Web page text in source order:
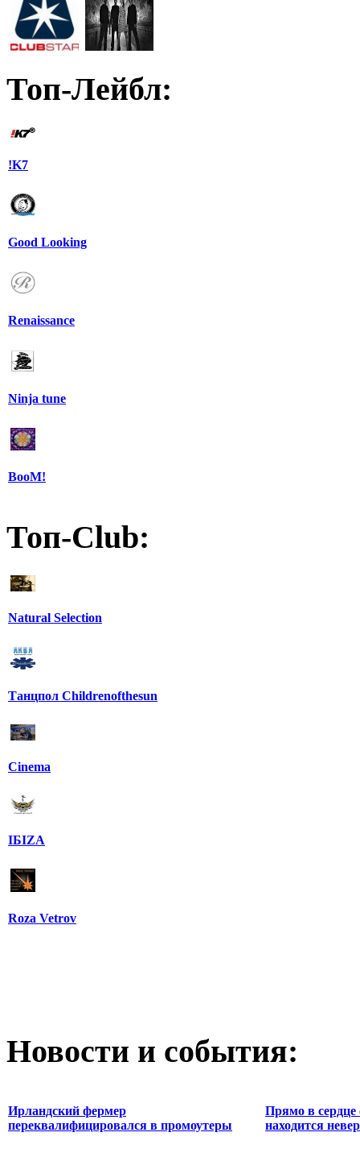
Топ-Лейбл:
!K7
Good Looking
Renaissance
Ninja tune
BooM!
Топ-Club:
Natural Selection
Танцпол Childrenofthesun
Cinema
IБIZA
Roza Vetrov
Новости и события:
Ирландский фермер
переквалифицировался в промоутеры
Прямо в сердце
находится